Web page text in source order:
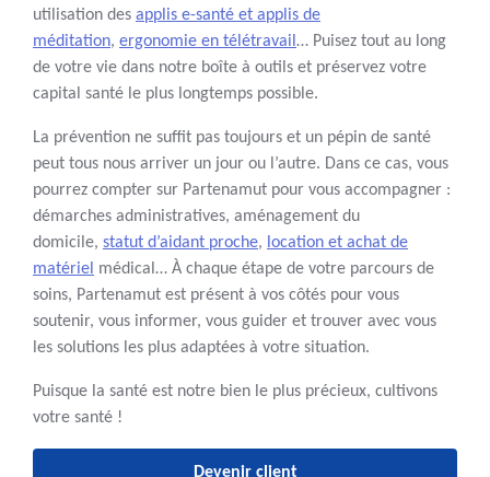
utilisation des applis e-santé et applis de
méditation, ergonomie en télétravail… Puisez tout au long
de votre vie dans notre boîte à outils et préservez votre
capital santé le plus longtemps possible.
La prévention ne suffit pas toujours et un pépin de santé
peut tous nous arriver un jour ou l’autre. Dans ce cas, vous
pourrez compter sur Partenamut pour vous accompagner :
démarches administratives, aménagement du
domicile, statut d’aidant proche, location et achat de
matériel médical… À chaque étape de votre parcours de
soins, Partenamut est présent à vos côtés pour vous
soutenir, vous informer, vous guider et trouver avec vous
les solutions les plus adaptées à votre situation.
Puisque la santé est notre bien le plus précieux, cultivons
votre santé !
Devenir client